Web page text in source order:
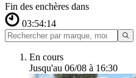
Fin des enchères dans
03:54:13
En cours
Jusqu'au 06/08 à 16:30